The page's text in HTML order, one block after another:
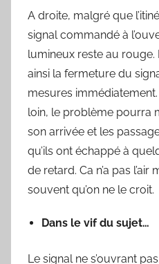
A droite, malgré que
signal commandé à
lumineux reste au rouge.
ainsi la fermeture du
mesures
loin, le problème pourra
son arrivée et les
qu’ils ont échappé à
de retard. Ca n’a pas
souvent qu’on ne le croit.
Dans le vif du sujet…
Le signal ne s’ouvrant